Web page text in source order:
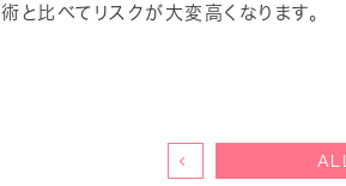
術と比べてリスクが大変高くなります。
ALL